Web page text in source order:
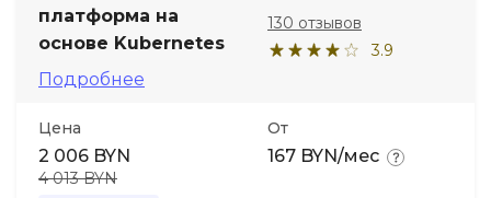
платформа на
основе Kubernetes
Подробнее
3.9
130 отзывов
Цена
2 006 BYN
4 013 BYN
От
167 BYN/мес